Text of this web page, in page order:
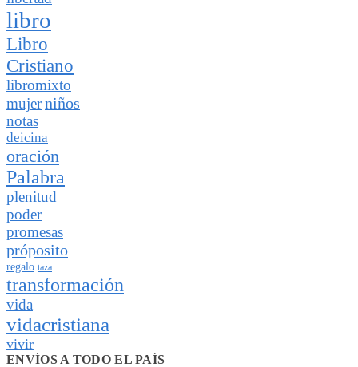
libro
Libro
Cristiano
libromixto
mujerniños
notas
deicina
oración
Palabra
plenitud
poder
promesas
próposito
regalo taza
transformación
vida
vidacristiana
vivir
ENVÍOS A TODO EL PAÍS